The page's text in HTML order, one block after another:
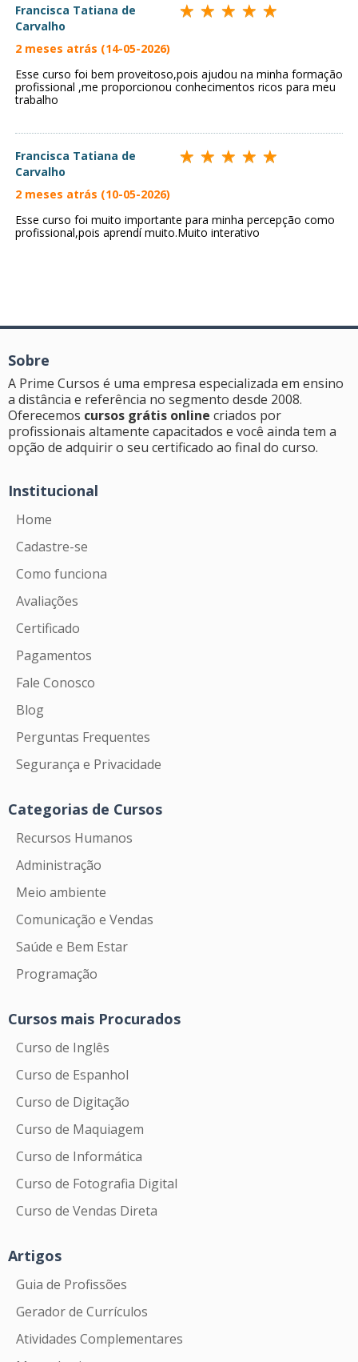
Francisca Tatiana de
Carvalho
2 meses atrás (14-05-2026)
Esse curso foi bem proveitoso,pois ajudou na minha formação
profissional ,me proporcionou conhecimentos ricos para meu
trabalho
Francisca Tatiana de
Carvalho
2 meses atrás (10-05-2026)
Esse curso foi muito importante para minha percepção como
profissional,pois aprendí muito.Muito interativo
Sobre
A Prime Cursos é uma empresa especializada em ensino
a distância e referência no segmento desde 2008.
Oferecemos cursos grátis online criados por
profissionais altamente capacitados e você ainda tem a
opção de adquirir o seu certificado ao final do curso.
Institucional
Home
Cadastre-se
Como funciona
Avaliações
Certificado
Pagamentos
Fale Conosco
Blog
Perguntas Frequentes
Segurança e Privacidade
Categorias de Cursos
Recursos Humanos
Administração
Meio ambiente
Comunicação e Vendas
Saúde e Bem Estar
Programação
Cursos mais Procurados
Curso de Inglês
Curso de Espanhol
Curso de Digitação
Curso de Maquiagem
Curso de Informática
Curso de Fotografia Digital
Curso de Vendas Direta
Artigos
Guia de Profissões
Gerador de Currículos
Atividades Complementares